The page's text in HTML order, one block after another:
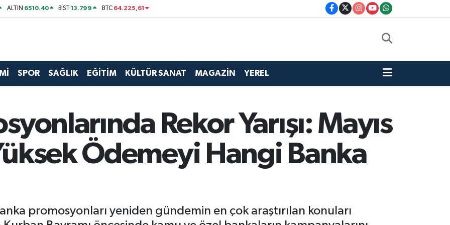
ALTIN 6510.40 BİST13.799 BTC 64.225,61
SPOR SAĞLIK EĞİTİM KÜLTÜR SANAT MAGAZİN YEREL
Rekor Yarışı: Mayıs
Ödemeyi Hangi Banka
promosyonları yeniden gündemin en çok araştırılan konuları